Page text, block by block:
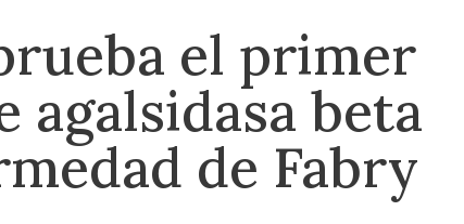
el primer
agalsidasa beta
de Fabry